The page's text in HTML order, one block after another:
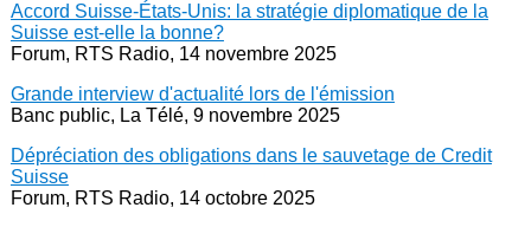
Accord Suisse-États-Unis: la stratégie diplomatique de la
Suisse est-elle la bonne?
Forum, RTS Radio, 14 novembre 2025
Grande interview d'actualité lors de l'émission
Banc public, La Télé, 9 novembre 2025
Dépréciation des obligations dans le sauvetage de Credit
Suisse
Forum, RTS Radio, 14 octobre 2025